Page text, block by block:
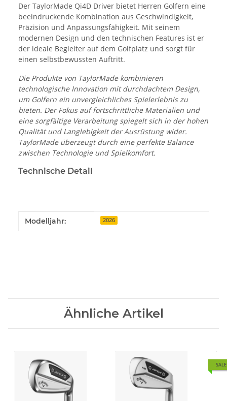
Der TaylorMade Qi4D Driver bietet Herren Golfern eine
beeindruckende Kombination aus Geschwindigkeit,
Präzision und Anpassungsfähigkeit. Mit seinem
modernen Design und den technischen Features ist er
der ideale Begleiter auf dem Golfplatz und sorgt für
einen selbstbewussten Auftritt.
Die Produkte von TaylorMade kombinieren
technologische Innovation mit durchdachtem Design,
um Golfern ein unvergleichliches Spielerlebnis zu
bieten. Der Fokus auf fortschrittliche Materialien und
eine sorgfältige Verarbeitung spiegelt sich in der hohen
Qualität und Langlebigkeit der Ausrüstung wider.
TaylorMade überzeugt durch eine perfekte Balance
zwischen Technologie und Spielkomfort.
Technische Detail
Produkteigenschaft
Wert
Modelljahr: 2026
Ähnliche Artikel